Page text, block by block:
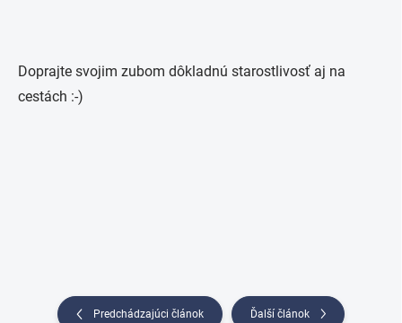
Doprajte svojim zubom dôkladnú starostlivosť aj na
cestách :-)
Predchádzajúci článok Ďalší článok